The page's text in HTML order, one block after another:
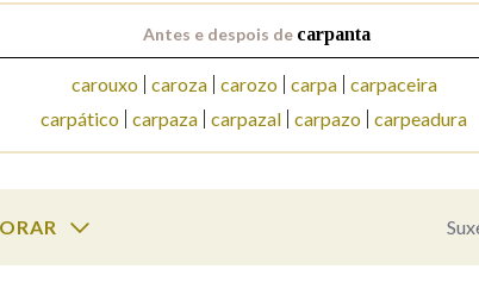
AXUDA NA BUSCA
Antes e despois de carpanta
carouxo caroza carozo carpa
carpaceira
carpático carpaza carpazal carpazo carpeadura